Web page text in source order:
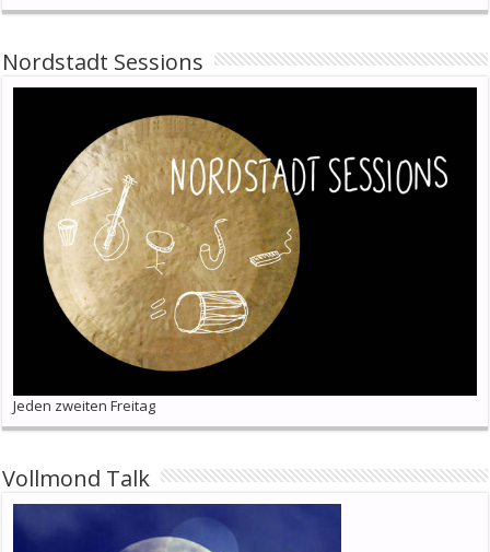
Nordstadt Sessions
Jeden zweiten Freitag
Vollmond Talk